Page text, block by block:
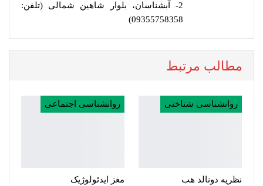
2- آبشناسان، بلوار شاهین شمالی (تلفن:
09355758358)
مطالب مرتبط
روانشناسی شناختی
نظریه دونالد هب
روانشناسی اجتماعی
مغز ایدئولوژیک